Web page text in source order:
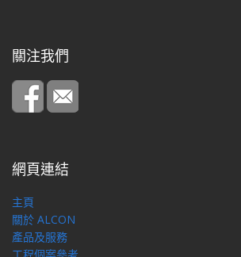
關注我們
網頁連結
主頁
關於 ALCON
產品及服務